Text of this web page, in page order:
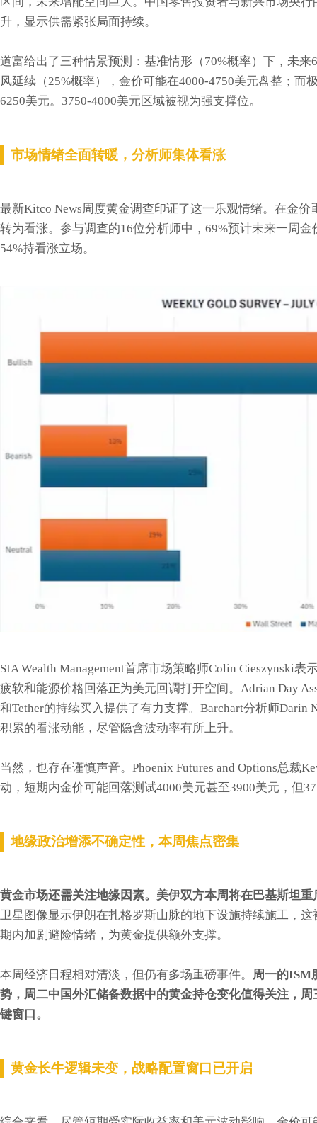
升，显示供需紧张局面持续。
道富给出了三种情景预测：基准情形（70%概率）下，未
风延续（25%概率），金价可能在4000-4750美元盘整；而
6250美元。3750-4000美元区域被视为强支撑位。
市场情绪全面转暖，分析师集体看涨
最新Kitco News周度黄金调查印证了这一乐观情绪。在金
转为看涨。参与调查的16位分析师中，69%预计未来一周
54%持看涨立场。
SIA Wealth Management首席市场策略师Colin Cieszynski
疲软和能源价格回落正为美元回调打开空间。Adrian Day
和Tether的持续买入提供了有力支撑。Barchart分析师
积累的看涨动能，尽管隐含波动率有所上升。
当然，也存在谨慎声音。Phoenix Futures and Options总裁
动，短期内金价可能回落测试4000美元甚至3900美元，但
地缘政治增添不确定性，本周焦点密集
黄金市场还需关注地缘因素。美伊双方本周将在巴基斯坦
卫星图像显示伊朗在扎格罗斯山脉的地下设施持续施工，
期内加剧避险情绪，为黄金提供额外支撑。
本周经济日程相对清淡，但仍有多场重磅事件。 周一的ISM
势，周二中国外汇储备数据中的黄金持仓变化值得关注，
键窗口。
黄金长牛逻辑未变，战略配置窗口已开启